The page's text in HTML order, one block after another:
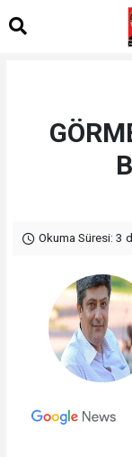
Okuma Süresi: 3